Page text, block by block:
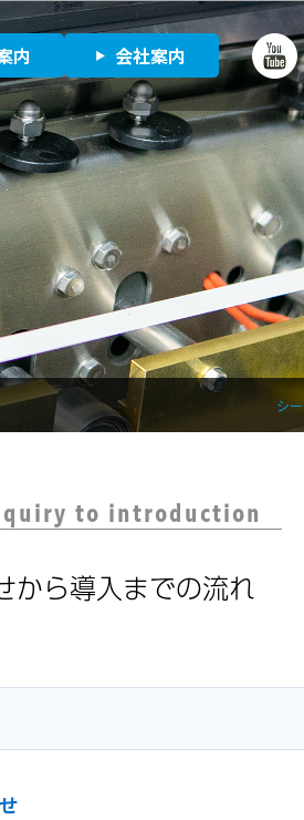
内 会社案内
シ
to introduction
から導入までの流れ